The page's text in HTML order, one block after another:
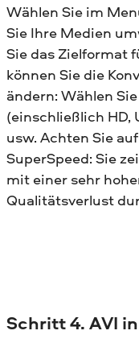
Wählen Sie im
Sie Ihre Medien
Sie das Zielformat
können Sie die
ändern: Wählen
(einschließlich HD,
usw. Achten Sie
SuperSpeed: Sie
mit einer sehr
Qualitätsverlust
Schritt 4. AVI